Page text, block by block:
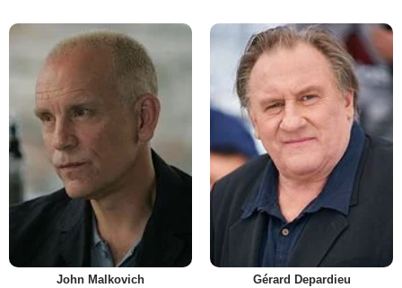
John Malkovich Gérard Depardieu